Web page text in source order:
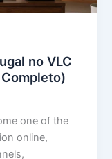
no VLC
one of the
online,